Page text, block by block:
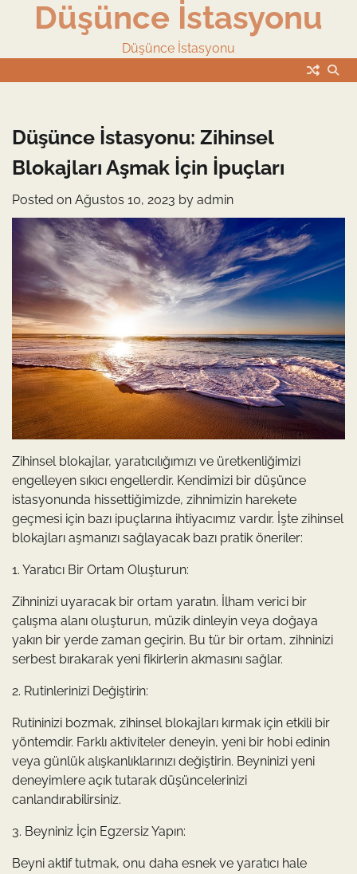
Düşünce İstasyonu
Düşünce İstasyonu
Düşünce İstasyonu: Zihinsel
Blokajları Aşmak İçin İpuçları
Posted on Ağustos 10, 2023 by admin
Zihinsel blokajlar, yaratıcılığımızı ve üretkenliğimizi
engelleyen sıkıcı engellerdir. Kendimizi bir düşünce
istasyonunda hissettiğimizde, zihnimizin harekete
geçmesi için bazı ipuçlarına ihtiyacımız vardır. İşte zihinsel
blokajları aşmanızı sağlayacak bazı pratik öneriler:
1. Yaratıcı Bir Ortam Oluşturun:
Zihninizi uyaracak bir ortam yaratın. İlham verici bir
çalışma alanı oluşturun, müzik dinleyin veya doğaya
yakın bir yerde zaman geçirin. Bu tür bir ortam, zihninizi
serbest bırakarak yeni fikirlerin akmasını sağlar.
2. Rutinlerinizi Değiştirin:
Rutininizi bozmak, zihinsel blokajları kırmak için etkili bir
yöntemdir. Farklı aktiviteler deneyin, yeni bir hobi edinin
veya günlük alışkanlıklarınızı değiştirin. Beyninizi yeni
deneyimlere açık tutarak düşüncelerinizi
canlandırabilirsiniz.
3. Beyniniz İçin Egzersiz Yapın:
Beyni aktif tutmak, onu daha esnek ve yaratıcı hale